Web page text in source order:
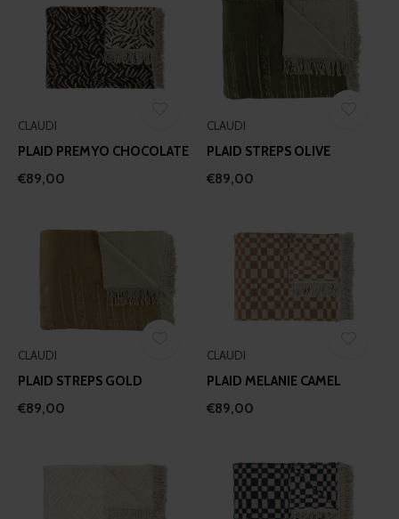
CLAUDI
PLAID PREMYO CHOCOLATE
€89,00
CLAUDI
PLAID STREPS OLIVE
€89,00
CLAUDI
PLAID STREPS GOLD
€89,00
CLAUDI
PLAID MELANIE CAMEL
€89,00